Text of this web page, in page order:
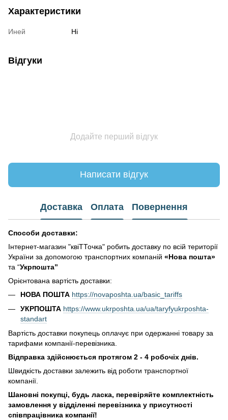
Характеристики
Иней Ні
Відгуки
Додайте перший відгук
Написати відгук
Доставка Оплата Повернення
Способи доставки:
Інтернет-магазин "квіТТочка" робить доставку по всій території
України за допомогою транспортних компаній «Нова пошта»
та “Укрпошта”
Орієнтована вартість доставки:
НОВА ПОШТА https://novaposhta.ua/basic_tariffs
УКРПОШТА https://www.ukrposhta.ua/ua/taryfyukrposhta-
standart
Вартість доставки покупець оплачує при одержанні товару за
тарифами компанії-перевізника.
Відправка здійснюється протягом 2 - 4 робочіх днів.
Швидкість доставки залежить від роботи транспортної
компанії.
Шановні покупці, будь ласка, перевіряйте комплектність
замовлення у відділенні перевізника у присутності
співпрацівника компанії!